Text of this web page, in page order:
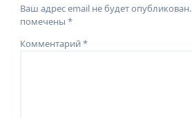
Ваш адрес email не будет опубликован.
помечены*
Комментарий*